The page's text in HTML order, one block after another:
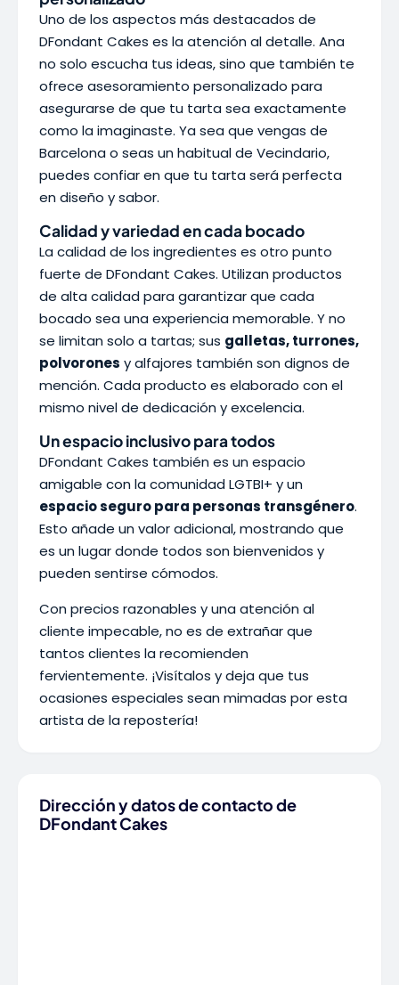
Uno de los aspectos más destacados de
DFondant Cakes es la atención al detalle. Ana
no solo escucha tus ideas, sino que también te
ofrece asesoramiento personalizado para
asegurarse de que tu tarta sea exactamente
como la imaginaste. Ya sea que vengas de
Barcelona o seas un habitual de Vecindario,
puedes confiar en que tu tarta será perfecta
en diseño y sabor.
Calidad y variedad en cada bocado
La calidad de los ingredientes es otro punto
fuerte de DFondant Cakes. Utilizan productos
de alta calidad para garantizar que cada
bocado sea una experiencia memorable. Y no
se limitan solo a tartas; sus galletas, turrones,
polvorones y alfajores también son dignos de
mención. Cada producto es elaborado con el
mismo nivel de dedicación y excelencia.
Un espacio inclusivo para todos
DFondant Cakes también es un espacio
amigable con la comunidad LGTBI+ y un
espacio seguro para personas transgénero.
Esto añade un valor adicional, mostrando que
es un lugar donde todos son bienvenidos y
pueden sentirse cómodos.
Con precios razonables y una atención al
cliente impecable, no es de extrañar que
tantos clientes la recomienden
fervientemente. ¡Visítalos y deja que tus
ocasiones especiales sean mimadas por esta
artista de la repostería!
Dirección y datos de contacto de
DFondant Cakes